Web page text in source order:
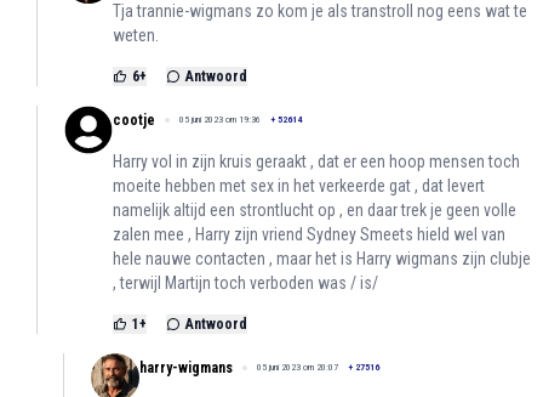
Tja trannie-wigmans zo kom je als transtroll nog eens wat te
weten.
6+ Antwoord
cootje 05 juni 2023 om 19:36 + 52614
Harry vol in zijn kruis geraakt , dat er een hoop mensen toch
moeite hebben met sex in het verkeerde gat , dat levert
namelijk altijd een strontlucht op , en daar trek je geen volle
zalen mee , Harry zijn vriend Sydney Smeets hield wel van
hele nauwe contacten , maar het is Harry wigmans zijn clubje
, terwijl Martijn toch verboden was / is/
1 + Antwoord
harry-wigmans 05 juni 2023 om 20:07 + 27516